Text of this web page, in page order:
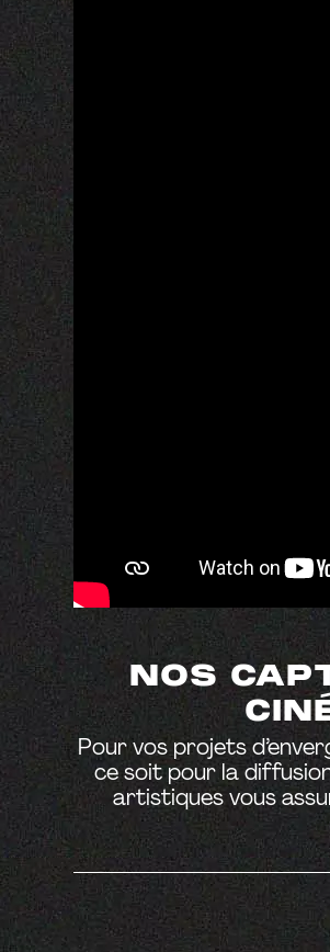
NOS
Pour vos projets
ce soit pour la
artistiques vous